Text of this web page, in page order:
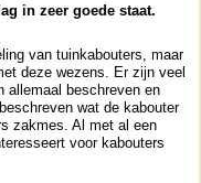
in zeer goede staat.
van tuinkabouters, maar
deze wezens. Er zijn veel
allemaal beschreven en
wat de kabouter
zakmes. Al met al een
voor kabouters